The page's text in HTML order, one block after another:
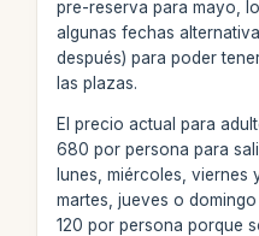
pre-reserva para mayo,
algunas fechas
después) para poder
las plazas.
El precio actual para
680 por persona para
lunes, miércoles, viernes
martes, jueves o
120 por persona porque